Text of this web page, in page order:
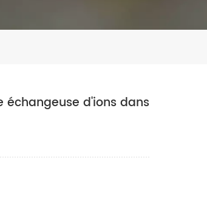
português
d'ions dans